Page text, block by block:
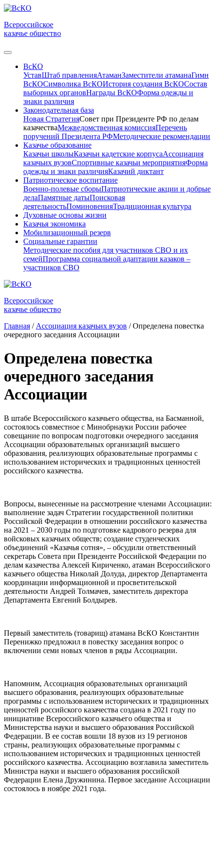
Всероссийское
казачье общество
ВсКО
УставШтаб правленияАтаманЗаместители атаманаГимн
ВсКОСимволика ВсКОИстория создания ВсКОСостав
выборных органовНаграды ВсКОФорма одежды и
знаки различия
Законодательная база
Новая СтратегияСовет при Президенте РФ по делам
казачестваМежведомственная комиссияПеречень
поручений Президента РФМетодические рекомендации
Казачье образование
Казачьи школыКазачьи кадетские корпусаАссоциация
казачьих вузовСпортивные казачьи мероприятияФорма
одежды и знаки различияКазачий диктант
Патриотическое воспитание
Военно-полевые сборыПатриотические акции и добрые
делаПамятные датыПоисковая
деятельностьПоминовенияТрадиционная культура
Духовные основы жизни
Казачья экономика
Мобилизационный резерв
Социальные гарантии
Методические пособия для участников СВО и их
семейПрограмма социальной адаптации казаков –
участников СВО
Всероссийское
казачье общество
Главная / Ассоциация казачьих вузов / Определена повестка
очередного заседания Ассоциации
Определена повестка
очередного заседания
Ассоциации
В штабе Всероссийского казачьего общества, на Басманной,
состоялось совместное с Минобрнауки России рабочее
совещание по вопросам подготовки очередного заседания
Ассоциации образовательных организаций высшего
образования, реализующих образовательные программы с
использованием исторических и традиционных ценностей
российского казачества.
Вопросы, вынесенные на рассмотрение членами Ассоциации:
выполнение задач Стратегии государственной политики
Российской Федерации в отношении российского казачества
на 2021 – 2030 годы по подготовке кадрового резерва для
войсковых казачьих обществ; создание студенческих
объединений «Казачья сотня», – обсудили ответственный
секретарь Совета при Президенте Российской Федерации по
делам казачества Алексей Кириченко, атаман Всероссийского
казачьего общества Николай Долуда, директор Департамента
координации информационной и просветительской
деятельности Андрей Толмачев, заместитель директора
Департамента Евгений Болдырев.
Первый заместитель (товарищ) атамана ВсКО Константин
Перенижко предложил в повестку заседания вопрос о
включении семи новых членов в ряды Ассоциации.
Напомним, Ассоциация образовательных организаций
высшего образования, реализующих образовательные
программы с использованием исторических и традиционных
ценностей российского казачества создана в 2021 году по
инициативе Всероссийского казачьего общества и
Министерства науки и высшего образования Российской
Федерации. В ее состав вошли 18 вузов из 19 регионов
страны, реализующих образовательные программы с
использованием исторических и традиционных ценностей
российского казачества. Ассоциацию возглавила заместитель
Министра науки и высшего образования российской
Федерации Елена Дружинина. Первое заседание Ассоциации
состоялось в ноябре 2021 года.